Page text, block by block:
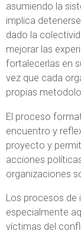
asumiendo la
implica
dado la
mejorar las
fortalecerlas en
vez que cada
propias
El proceso
encuentro y
proyecto y
acciones
organizaciones
Los procesos de
especialmente
víctimas del